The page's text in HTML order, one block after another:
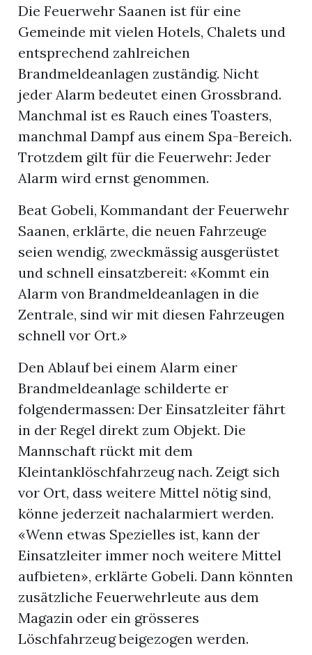
Die Feuerwehr Saanen ist für eine
Gemeinde mit vielen Hotels, Chalets und
entsprechend zahlreichen
Brandmeldeanlagen zuständig. Nicht
jeder Alarm bedeutet einen Grossbrand.
Manchmal ist es Rauch eines Toasters,
manchmal Dampf aus einem Spa-Bereich.
Trotzdem gilt für die Feuerwehr: Jeder
Alarm wird ernst genommen.
Beat Gobeli, Kommandant der Feuerwehr
Saanen, erklärte, die neuen Fahrzeuge
seien wendig, zweckmässig ausgerüstet
und schnell einsatzbereit: «Kommt ein
Alarm von Brandmeldeanlagen in die
Zentrale, sind wir mit diesen Fahrzeugen
schnell vor Ort.»
Den Ablauf bei einem Alarm einer
Brandmeldeanlage schilderte er
folgendermassen: Der Einsatzleiter fährt
in der Regel direkt zum Objekt. Die
Mannschaft rückt mit dem
Kleintanklöschfahrzeug nach. Zeigt sich
vor Ort, dass weitere Mittel nötig sind,
könne jederzeit nachalarmiert werden.
«Wenn etwas Spezielles ist, kann der
Einsatzleiter immer noch weitere Mittel
aufbieten», erklärte Gobeli. Dann könnten
zusätzliche Feuerwehrleute aus dem
Magazin oder ein grösseres
Löschfahrzeug beigezogen werden.